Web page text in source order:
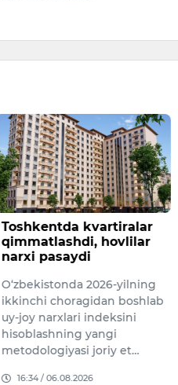
Toshkentda kvartiralar
qimmatlashdi, hovlilar
narxi pasaydi
O‘zbekistonda 2026-yilning
ikkinchi choragidan boshlab
uy-joy narxlari indeksini
hisoblashning yangi
metodologiyasi joriy et…
16:34 / 06.08.2026